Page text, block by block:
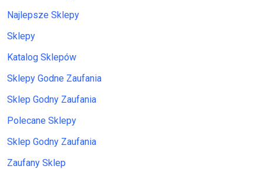
Najlepsze Sklepy
Sklepy
Katalog Sklepów
Sklepy Godne Zaufania
Sklep Godny Zaufania
Polecane Sklepy
Sklep Godny Zaufania
Zaufany Sklep